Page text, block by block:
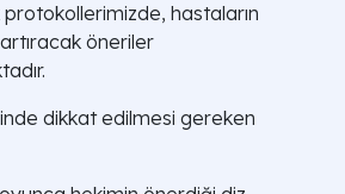
hastaların
öneriler
dikkat edilmesi gereken